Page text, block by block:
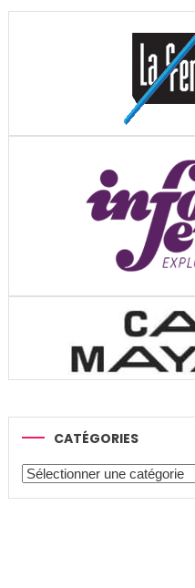
CATÉGORIES
Catégories